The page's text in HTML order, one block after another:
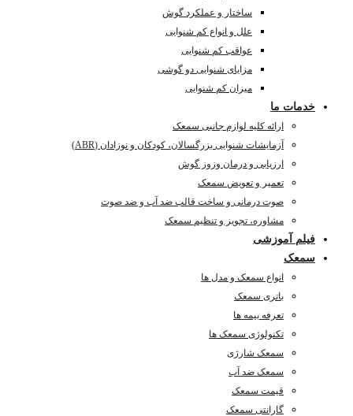
ساختار و عملکرد گوش
علل و انواع کم شنوایی
عواقب کم شنوایی
مزایای شنوایی دو گوشی
میزان کم شنوایی
خدمات ما
ارائه کلیه لوازم جانبی سمعک
آزمایشات شنوایی بزرگسالان، کودکان و نوزادان (ABR)
ارزیابی و درمان وزوز گوش
تعمیر و تعویض سمعک
صوت درمانی و ساخت قالب ضد آب و ضد صوت
مشاوره، تجویز و تنظیم سمعک
فیلم آموزشی
سمعک
انواع سمعک و مدل ها
باتری سمعک
تعرفه بیمه ها
تکنولوژی سمعک ها
سمعک شارژی
سمعک ضد آب
قیمت سمعک
گارانتی سمعک